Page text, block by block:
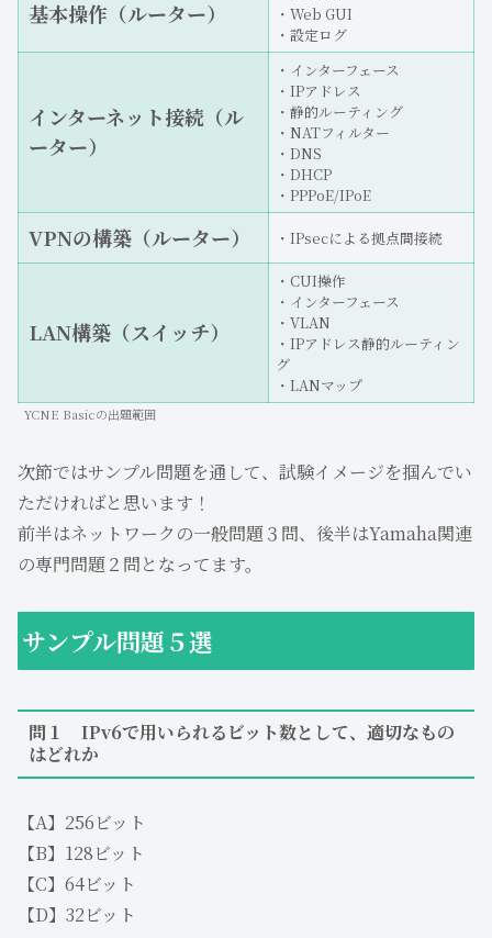
基本操作（ルーター）
・Web GUI
・設定ログ
インターネット接続（ル
ーター）
・インターフェース
・IPアドレス
・静的ルーティング
・NATフィルター
・DNS
・DHCP
・PPPoE/IPoE
VPNの構築（ルーター） ・IPsecによる拠点間接続
LAN構築（スイッチ）
・CUI操作
・インターフェース
・VLAN
・IPアドレス静的ルーティン
グ
・LANマップ
YCNE Basicの出題範囲
次節ではサンプル問題を通して、試験イメージを掴んでい
ただければと思います！
前半はネットワークの一般問題３問、後半はYamaha関連
の専門問題２問となってます。
サンプル問題５選
問１ IPv6で用いられるビット数として、適切なもの
はどれか
【A】256ビット
【B】128ビット
【C】64ビット
【D】32ビット